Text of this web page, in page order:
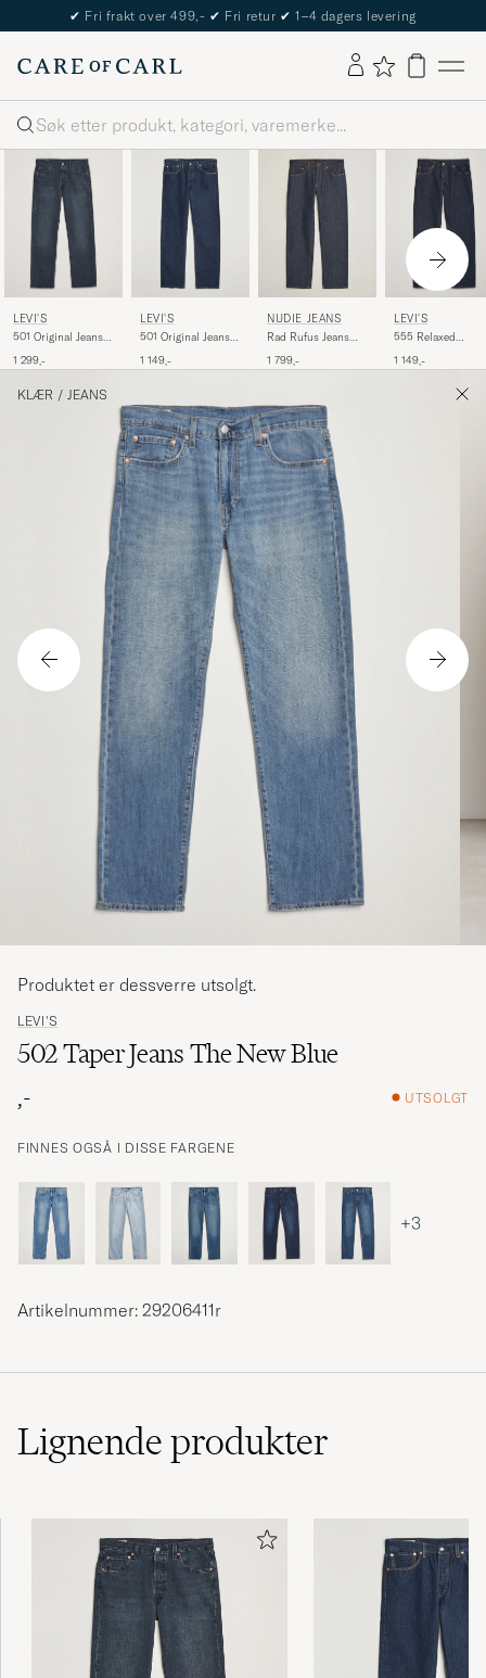
✔ Fri frakt over 499,- ✔ Fri retur ✔ 1–4 dagers levering
Søk
LEVI'S
501 Original Jeans
1 299,-
LEVI'S
501 Original Jeans
1 149,-
NUDIE JEANS
Rad Rufus Jeans
1 799,-
LEVI'S
555 Relaxed
Welcome To The
1 149,-
KLÆR / JEANS
LEVI'S
502 Taper Jeans The New Blue
,-
UTSOLGT
FINNES OGSÅ I DISSE FARGENE
+3
Produktet er dessverre utsolgt.
Artikelnummer: 29206411r
Lignendeprodukter